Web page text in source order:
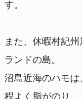
す。
また、休暇村紀
ランドの島。
沼島近海のハモは
程よく脂がのり、